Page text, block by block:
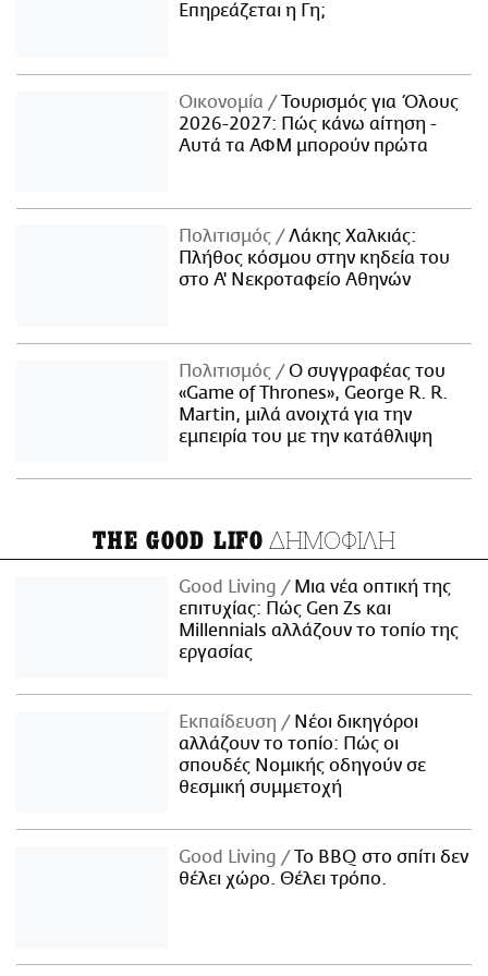
Επηρεάζεται η Γη;
Οικονομία
Τουρισμός για Όλους
2026-2027: Πώς κάνω αίτηση -
Αυτά τα ΑΦΜ μπορούν πρώτα
Πολιτισμός
Λάκης Χαλκιάς:
Πλήθος κόσμου στην κηδεία του
στο Α' Νεκροταφείο Αθηνών
Πολιτισμός
Ο συγγραφέας του
«Game of Thrones», George R. R.
Martin, μιλά ανοιχτά για την
εμπειρία του με την κατάθλιψη
THE GOOD LIFO ΔΗΜΟΦΙΛΗ
Good Living
Μια νέα οπτική της
επιτυχίας: Πώς Gen Zs και
Millennials αλλάζουν το τοπίο της
εργασίας
Εκπαίδευση
Νέοι δικηγόροι
αλλάζουν το τοπίο: Πώς οι
σπουδές Νομικής οδηγούν σε
θεσμική συμμετοχή
Good Living
Το BBQ στο σπίτι δεν
θέλει χώρο. Θέλει τρόπο.